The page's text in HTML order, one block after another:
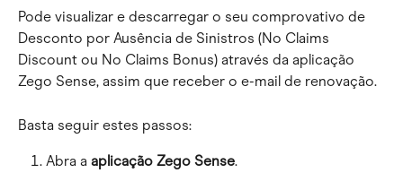
Pode visualizar e descarregar o seu comprovativo de
Desconto por Ausência de Sinistros (No Claims
Discount ou No Claims Bonus) através da aplicação
Zego Sense, assim que receber o e-mail de renovação.
Basta seguir estes passos:
Abra a aplicação Zego Sense.